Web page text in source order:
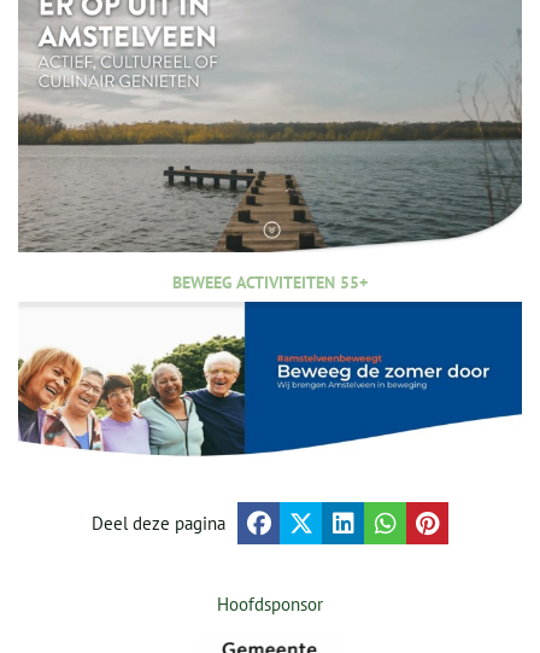
BEWEEG ACTIVITEITEN 55+
Deel deze pagina
Hoofdsponsor